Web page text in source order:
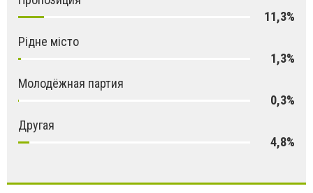
11,3%
Рідне місто
1,3%
Молодёжная партия
0,3%
Другая
4,8%